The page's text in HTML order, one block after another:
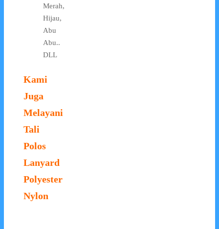
Merah,
Hijau,
Abu
Abu..
DLL
Kami
Juga
Melayani
Tali
Polos
Lanyard
Polyester
Nylon